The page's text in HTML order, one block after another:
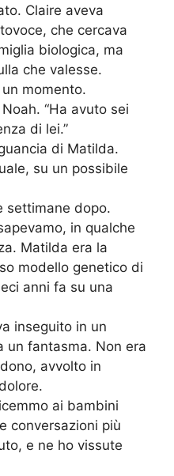
Claire aveva
che cercava
biologica, ma
che valesse.
momento.
“Ha avuto sei
di lei.”
di Matilda.
su un possibile
settimane dopo.
in qualche
Matilda era la
modello genetico di
anni fa su una
inseguito in un
un fantasma. Non era
avvolto in
ai bambini
conversazioni più
e ne ho vissute